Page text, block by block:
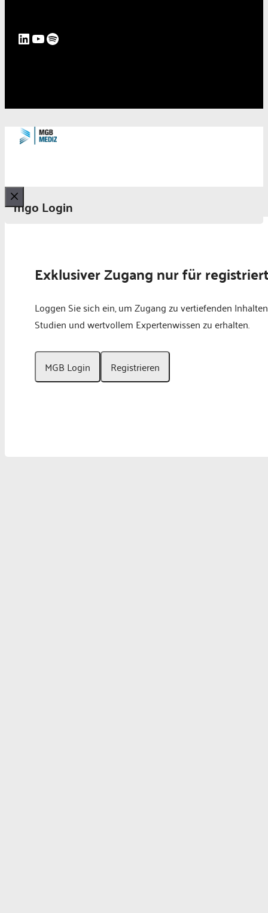
LinkedIn
YouTube
Spotify
mgo Login
Schließen
Exklusiver Zugang nur für
Loggen Sie sich ein, um Zugang zu vertiefenden
Studien und wertvollem Expertenwissen zu erhalten.
MGB Login Registrieren